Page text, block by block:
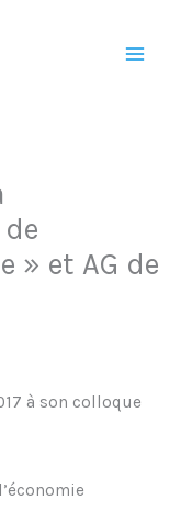
» et AG de
à son colloque